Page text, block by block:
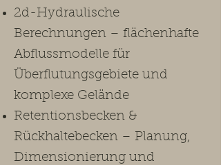
2d-Hydraulische
Berechnungen – flächenhafte
Abflussmodelle für
Überflutungsgebiete und
komplexe Gelände
Retentionsbecken &
Rückhaltebecken – Planung,
Dimensionierung und